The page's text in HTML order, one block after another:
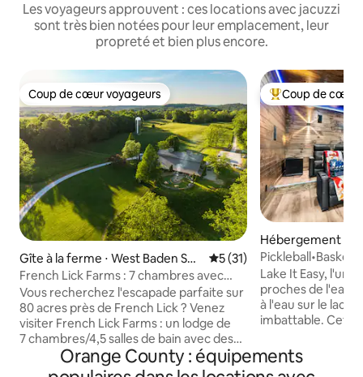
Les voyageurs approuvent : ces locations avec jacuzzi
sont très bien notées pour leur emplacement, leur
propreté et bien plus encore.
Coup de cœur voyageurs
Coup de cœur voyageurs
Gîte à la ferme ⋅ West Baden Spri
ngs
Évaluation moyenne sur la
5 (31)
French Lick Farms : 7 chambres avec
jacuzzi, étang et foyer
Vous recherchez l'escapade parfaite sur
80 acres près de French Lick ? Venez
visiter French Lick Farms : un lodge de
7 chambres/4,5 salles de bain avec des
foyers, un étang de pêche et des
sentiers de randonnée. À seulement
Coups de cœur
Coup de cœur
Hébergement ⋅
Lake It Easy, l'une
proches de l'eau
à l'eau sur le lac
imbattable.
et dispose d'un
salle de cinéma,
Orange County : équipements